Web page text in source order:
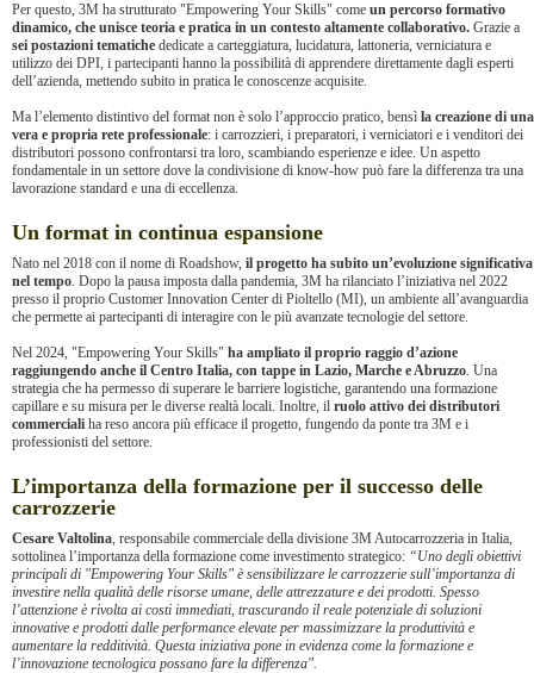
Per questo, 3M ha strutturato "Empowering Your Skills" come un percorso formativo
dinamico, che unisce teoria e pratica in un contesto altamente collaborativo. Grazie a
sei postazioni tematiche dedicate a carteggiatura, lucidatura, lattoneria, verniciatura e
utilizzo dei DPI, i partecipanti hanno la possibilità di apprendere direttamente dagli esperti
dell’azienda, mettendo subito in pratica le conoscenze acquisite.
Ma l’elemento distintivo del format non è solo l’approccio pratico, bensì la creazione di una
vera e propria rete professionale: i carrozzieri, i preparatori, i verniciatori e i venditori dei
distributori possono confrontarsi tra loro, scambiando esperienze e idee. Un aspetto
fondamentale in un settore dove la condivisione di know-how può fare la differenza tra una
lavorazione standard e una di eccellenza.
Un format in continua espansione
Nato nel 2018 con il nome di Roadshow, il progetto ha subito un’evoluzione significativa
nel tempo. Dopo la pausa imposta dalla pandemia, 3M ha rilanciato l’iniziativa nel 2022
presso il proprio Customer Innovation Center di Pioltello (MI), un ambiente all’avanguardia
che permette ai partecipanti di interagire con le più avanzate tecnologie del settore.
Nel 2024, "Empowering Your Skills" ha ampliato il proprio raggio d’azione
raggiungendo anche il Centro Italia, con tappe in Lazio, Marche e Abruzzo. Una
strategia che ha permesso di superare le barriere logistiche, garantendo una formazione
capillare e su misura per le diverse realtà locali. Inoltre, il ruolo attivo dei distributori
commerciali ha reso ancora più efficace il progetto, fungendo da ponte tra 3M e i
professionisti del settore.
L’importanza della formazione per il successo delle
carrozzerie
Cesare Valtolina, responsabile commerciale della divisione 3M Autocarrozzeria in Italia,
sottolinea l’importanza della formazione come investimento strategico: “Uno degli obiettivi
principali di "Empowering Your Skills" è sensibilizzare le carrozzerie sull’importanza di
investire nella qualità delle risorse umane, delle attrezzature e dei prodotti. Spesso
l’attenzione è rivolta ai costi immediati, trascurando il reale potenziale di soluzioni
innovative e prodotti dalle performance elevate per massimizzare la produttività e
aumentare la redditività. Questa iniziativa pone in evidenza come la formazione e
l’innovazione tecnologica possano fare la differenza".